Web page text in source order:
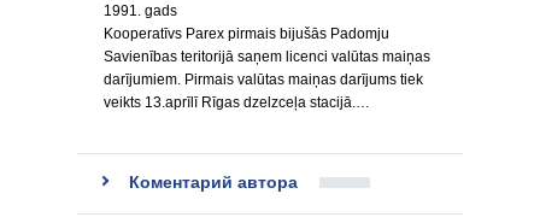
1991. gads
Kooperatīvs Parex pirmais bijušās Padomju
Savienības teritorijā saņem licenci valūtas maiņas
darījumiem. Pirmais valūtas maiņas darījums tiek
veikts 13.aprīlī Rīgas dzelzceļa stacijā.…
Коментарий автора